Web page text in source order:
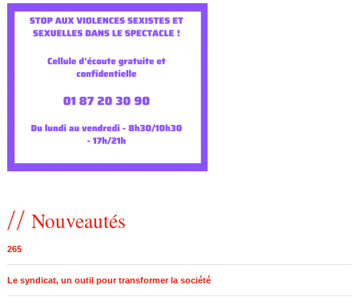
Nouveautés
265
Le syndicat, un outil pour transformer la société